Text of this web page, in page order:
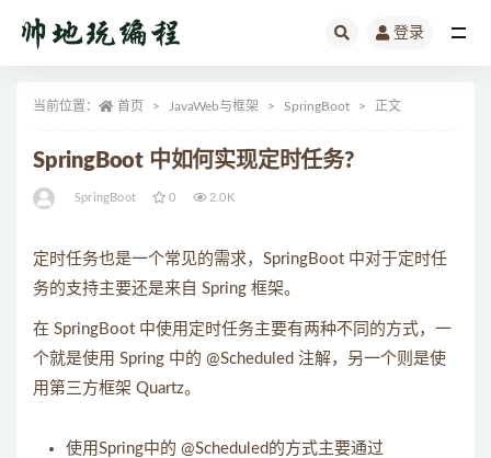
登录
当前位置： 首页 JavaWeb与框架 SpringBoot 正文
SpringBoot 中如何实现定时任务?
SpringBoot 0 2.0K
定时任务也是一个常见的需求，SpringBoot 中对于定时任
务的支持主要还是来自 Spring 框架。
在 SpringBoot 中使用定时任务主要有两种不同的方式，一
个就是使用 Spring 中的 @Scheduled 注解，另一个则是使
用第三方框架 Quartz。
使用Spring中的 @Scheduled的方式主要通过